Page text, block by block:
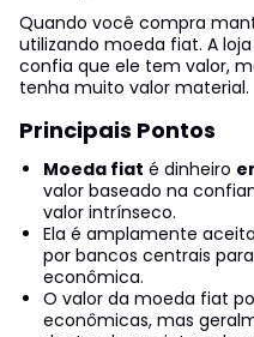
Quando você compra
utilizando moeda fiat. A
confia que ele tem valor,
tenha muito valor material.
Principais Pontos
Moeda fiat é dinheiro
valor baseado na
valor intrínseco.
Ela é amplamente
por bancos centrais
econômica.
O valor da moeda fiat
econômicas, mas